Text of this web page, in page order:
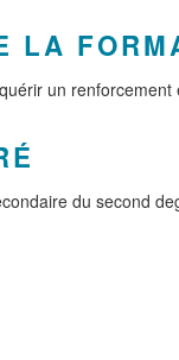
LA
un
du second